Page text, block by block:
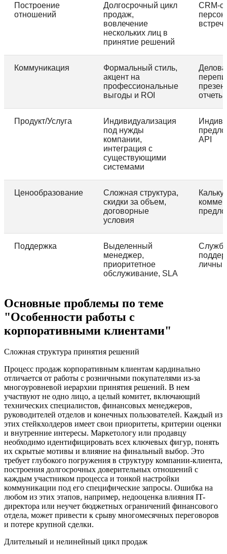
Построение
отношений
Долгосрочный цикл
продаж,
вовлечение
нескольких лиц в
принятие решений
CRM-
Коммуникация
Формальный стиль,
акцент на
профессиональные
выгоды и ROI
отчеты
Продукт/Услуга
Индивидуализация
под нужды
компании,
интеграция с
существующими
системами
API
Ценообразование
Сложная структура,
скидки за объем,
договорные
условия
Поддержка
Выделенный
менеджер,
приоритетное
обслуживание, SLA
Основные проблемы по теме
"Особенности работы с
корпоративными клиентами"
Сложная структура принятия решений
Процесс продаж корпоративным клиентам кардинально
отличается от работы с розничными покупателями из-за
многоуровневой иерархии принятия решений. В нем
участвуют не одно лицо, а целый комитет, включающий
технических специалистов, финансовых менеджеров,
руководителей отделов и конечных пользователей. Каждый из
этих стейкхолдеров имеет свои приоритеты, критерии оценки
и внутренние интересы. Маркетологу или продавцу
необходимо идентифицировать всех ключевых фигур, понять
их скрытые мотивы и влияние на финальный выбор. Это
требует глубокого погружения в структуру компании-клиента,
построения долгосрочных доверительных отношений с
каждым участником процесса и тонкой настройки
коммуникации под его специфические запросы. Ошибка на
любом из этих этапов, например, недооценка влияния IT-
директора или неучет бюджетных ограничений финансового
отдела, может привести к срыву многомесячных переговоров
и потере крупной сделки.
Длительный и нелинейный цикл продаж